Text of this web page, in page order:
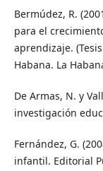
Bermúdez, R.
para el
aprendizaje.
Habana. La
De Armas, N. y
investigación
Fernández, G.
infantil. Editorial